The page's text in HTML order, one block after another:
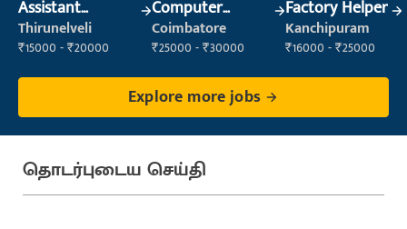
Assistant
Manager
Thirunelveli
₹15000 - ₹20000
Computer
Operator
Coimbatore
₹25000 - ₹30000
Factory Helper
Kanchipuram
₹16000 - ₹25000
Explore more jobs
தொடர்புடைய செய்தி